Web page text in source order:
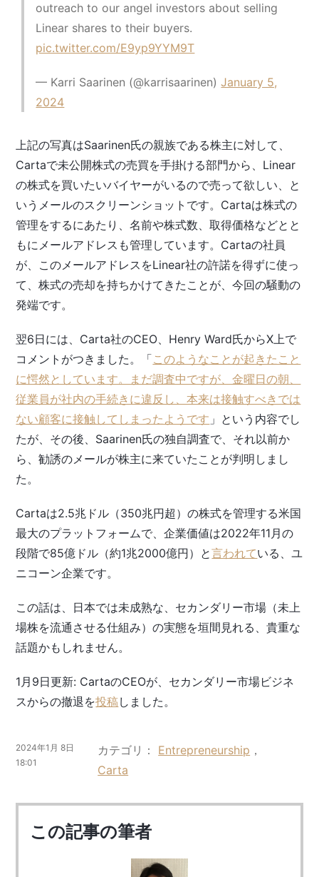
outreach to our angel investors about selling
Linear shares to their buyers.
pic.twitter.com/E9yp9YYM9T
— Karri Saarinen (@karrisaarinen)January 5,
2024
上記の写真はSaarinen氏の親族である株主に対して、
Cartaで未公開株式の売買を手掛ける部門から、Linear
の株式を買いたいバイヤーがいるので売って欲しい、と
いうメールのスクリーンショットです。Cartaは株式の
管理をするにあたり、名前や株式数、取得価格などとと
もにメールアドレスも管理しています。Cartaの社員
が、このメールアドレスをLinear社の許諾を得ずに使っ
て、株式の売却を持ちかけてきたことが、今回の騒動の
発端です。
翌6日には、Carta社のCEO、Henry Ward氏からX上で
コメントがつきました。「このようなことが起きたこと
に愕然としています。まだ調査中ですが、金曜日の朝、
従業員が社内の手続きに違反し、本来は接触すべきでは
ない顧客に接触してしまったようです 」という内容でし
たが、その後、Saarinen氏の独自調査で、それ以前か
ら、勧誘のメールが株主に来ていたことが判明しまし
た。
Cartaは2.5兆ドル（350兆円超）の株式を管理する米国
最大のプラットフォームで、企業価値は2022年11月の
段階で85億ドル（約1兆2000億円）と言われている、ユ
ニコーン企業です。
この話は、日本では未成熟な、セカンダリー市場（未上
場株を流通させる仕組み）の実態を垣間見れる、貴重な
話題かもしれません。
1月9日更新: CartaのCEOが、セカンダリー市場ビジネ
スからの撤退を投稿しました。
2024年1月 8日
18:01
カテゴリ Entrepreneurship ，
Carta
この記事の筆者